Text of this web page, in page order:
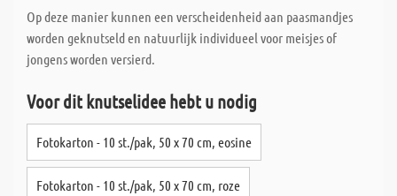
Op deze manier kunnen een verscheidenheid aan paasmandjes
worden geknutseld en natuurlijk individueel voor meisjes of
jongens worden versierd.
Voor dit knutselidee hebt u nodig
Fotokarton - 10 st./pak, 50 x 70 cm, eosine
Fotokarton - 10 st./pak, 50 x 70 cm, roze